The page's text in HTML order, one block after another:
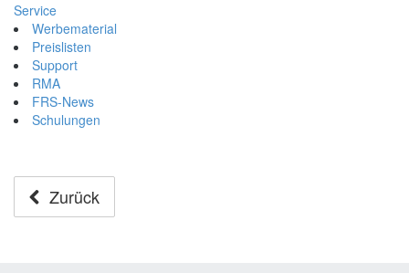
Service
Werbematerial
Preislisten
Support
RMA
FRS-News
Schulungen
Zurück